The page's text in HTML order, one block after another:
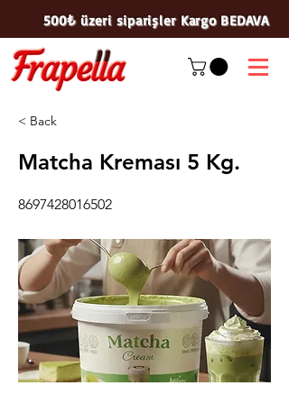
500₺ üzeri siparişler Kargo BEDAVA
< Back
Matcha Kreması 5 Kg.
8697428016502